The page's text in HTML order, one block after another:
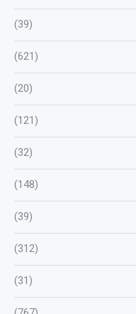
(39)
(621)
(20)
(121)
(32)
(148)
(39)
(312)
(31)